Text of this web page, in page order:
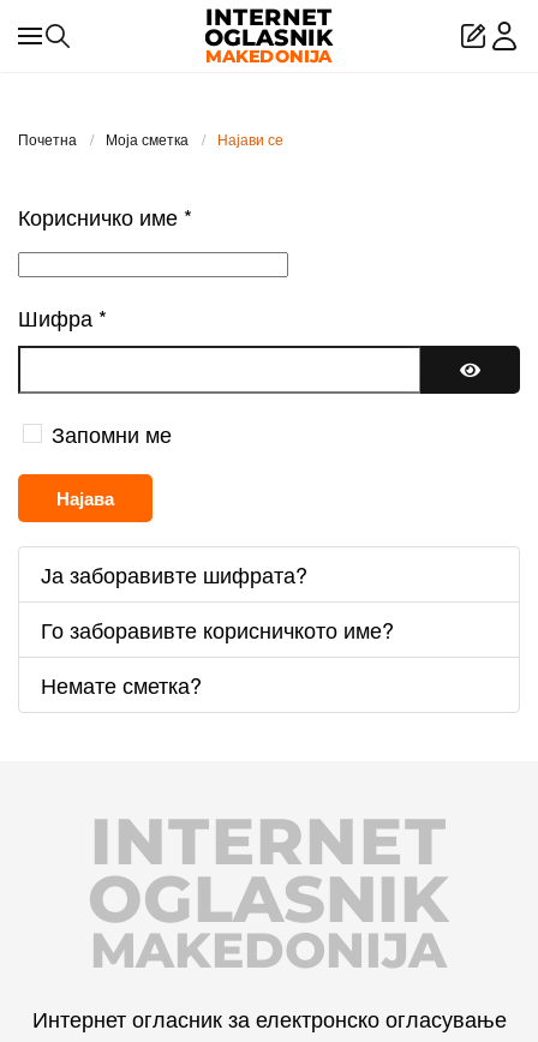
Skip to main content
Почетна Моја сметка Најави се
Корисничко име *
Шифра *
Запомни ме
Најава
Ја заборавивте шифрата?
Го заборавивте корисничкото име?
Немате сметка?
INTERNET
MAKEDONIJA
OGLASNIK
Интернет огласник за електронско огласување